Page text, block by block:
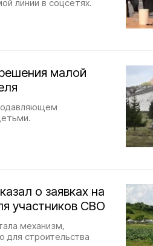
линии в соцсетях.
малой
о заявках на
участников СВО
механизм,
строительства